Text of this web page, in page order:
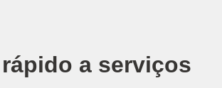
a serviços